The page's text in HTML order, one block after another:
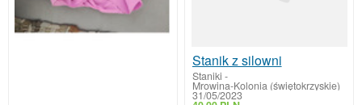
Stanik z silowni
Staniki -
Mrowina-Kolonia (świętokrzyskie)
31/05/2023